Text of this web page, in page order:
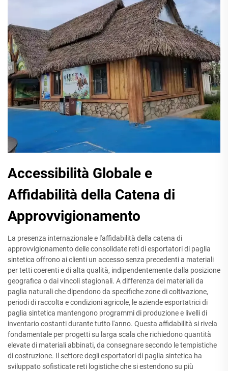
Accessibilità Globale e
Affidabilità della Catena di
Approvvigionamento
La presenza internazionale e l'affidabilità della catena di
approvvigionamento delle consolidate reti di esportatori di paglia
sintetica offrono ai clienti un accesso senza precedenti a materiali
per tetti coerenti e di alta qualità, indipendentemente dalla posizione
geografica o dai vincoli stagionali. A differenza dei materiali da
paglia naturali che dipendono da specifiche zone di coltivazione,
periodi di raccolta e condizioni agricole, le aziende esportatrici di
paglia sintetica mantengono programmi di produzione e livelli di
inventario costanti durante tutto l'anno. Questa affidabilità si rivela
fondamentale per progetti su larga scala che richiedono quantità
elevate di materiali abbinati, da consegnare secondo le tempistiche
di costruzione. Il settore degli esportatori di paglia sintetica ha
sviluppato sofisticate reti logistiche che si estendono su più